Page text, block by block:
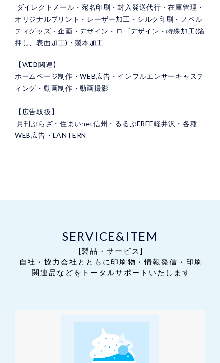
ダイレクトメール・宛名印刷・封入発送代行・在庫管理・
オリジナルプリント・レーザー加工・シルク印刷・ノベル
ティグッズ・企画・デザイン・ロゴデザイン・特殊加工(箔
押し、表面加工)・製本加工
【WEB関連】
ホームページ制作・WEB広告・インフルエンサーキャステ
ィング・動画制作・動画撮影
【広告取扱】
月刊ぷらざ・住まいnet信州・るるぶFREE軽井沢・各種
WEB広告・LANTERN
SERVICE&ITEM
[製品・サービス]
自社・協力会社とともに印刷物・情報発信・印刷
関連品などをトータルサポートいたします